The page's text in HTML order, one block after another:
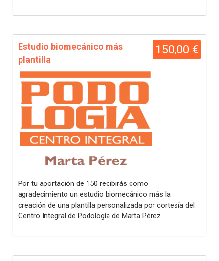
150,00 €
Estudio biomecánico más
plantilla
Por tu aportación de 150 recibirás como
agradecimiento un estudio biomecánico más la
creación de una plantilla personalizada por cortesía del
Centro Integral de Podología de Marta Pérez.